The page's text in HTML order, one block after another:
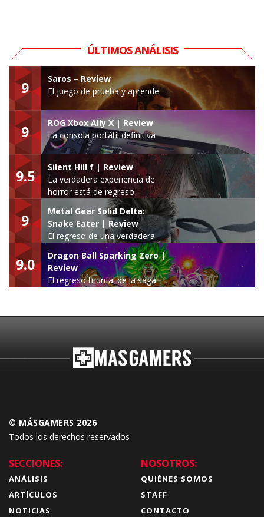
ÚLTIMOS ANÁLISIS
9
Saros – Review
El juego de prueba y aprende
9
ROG Xbox Ally X | Review
La consola portátil definitiva
9.5
Silent Hill f | Review
La verdadera experiencia de
horror está de regreso
9
Metal Gear Solid Delta:
Snake Eater | Review
El regreso de una verdadera
leyenda
9.0
Dragon Ball Sparking Zero |
Review
El regreso triunfal de la saga
© MÁSGAMERS 2026
Todos los derechos reservados
SECCIONES:
ANÁLISIS
ARTÍCULOS
NOTICIAS
NOSOTROS:
QUIÉNES SOMOS
STAFF
CONTACTO